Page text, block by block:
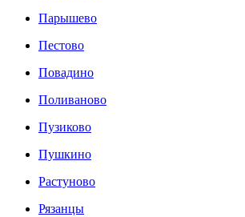
Парышево
Пестово
Повадино
Поливаново
Пузиково
Пушкино
Растуново
Рязанцы